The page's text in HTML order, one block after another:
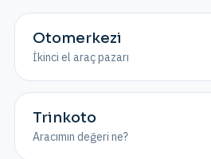
Otomerkezi
İkinci el araç pazarı
Trinkoto
Aracımın değeri ne?